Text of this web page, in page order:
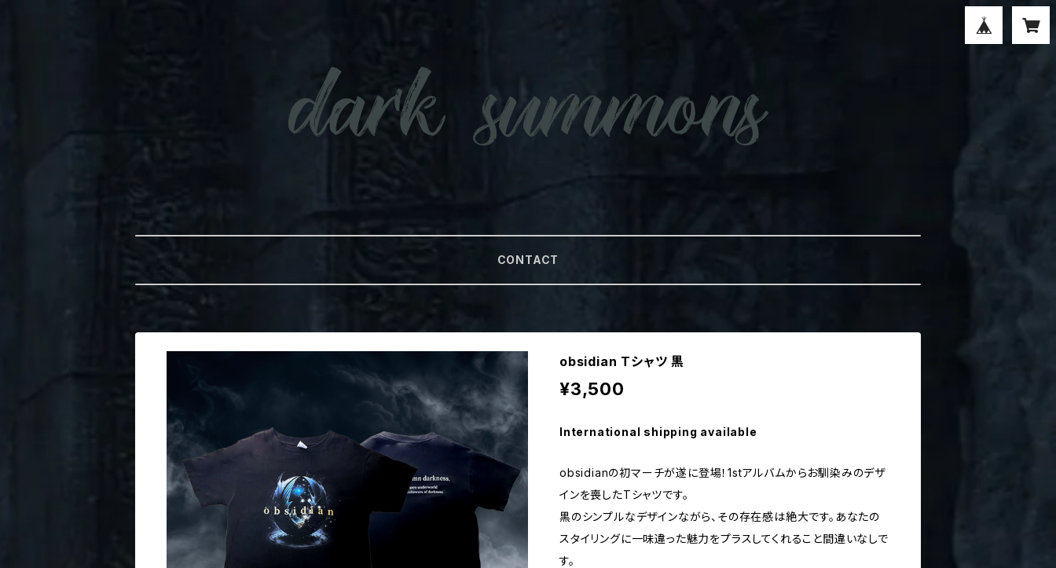
CONTACT
obsidian Tシャツ 黒
¥3,500
International shipping available
obsidianの初マーチが遂に登場！1stアルバムからお馴染みのデザ
インを喪したTシャツです。
黒のシンプルなデザインながら、その存在感は絶大です。あなたの
スタイリングに一味違った魅力をプラスしてくれること間違いなしで
す。